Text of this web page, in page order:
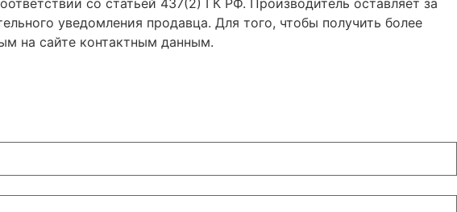
со статьей 437(2) ГК РФ. Производитель оставляет за
уведомления продавца. Для того, чтобы получить более
на сайте контактным данным.